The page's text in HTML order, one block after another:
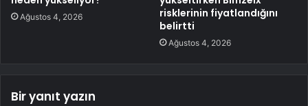
Ağustos 4, 2026
risklerinin fiyatlandığını
belirtti
Ağustos 4, 2026
Bir yanıt yazın